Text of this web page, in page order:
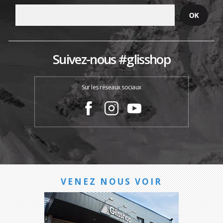
Suivez-nous #glisshop
Sur les réseaux sociaux
VENEZ NOUS VOIR